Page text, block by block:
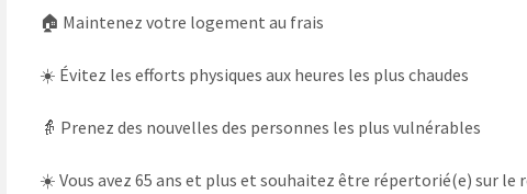
🏠 Maintenez votre logement au frais
☀️ Évitez les efforts physiques aux heures les plus chaudes
👵 Prenez des nouvelles des personnes les plus vulnérables
☀️ Vous avez 65 ans et plus et souhaitez être répertorié(e) sur le